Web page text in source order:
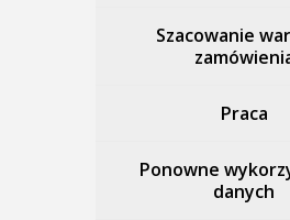
Szacowanie
Praca
Ponowne
danych